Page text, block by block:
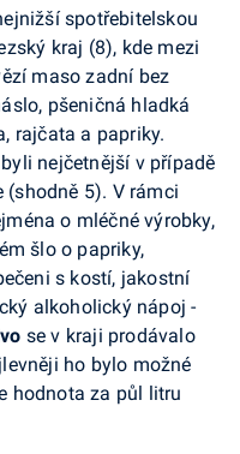
spotřebitelskou
kraj (8), kde mezi
maso zadní bez
pšeničná hladká
rajčata a papriky.
nejčetnější v případě
(shodně 5). V rámci
o mléčné výrobky,
šlo o papriky,
s kostí, jakostní
alkoholický nápoj -
se v kraji prodávalo
ho bylo možné
hodnota za půl litru